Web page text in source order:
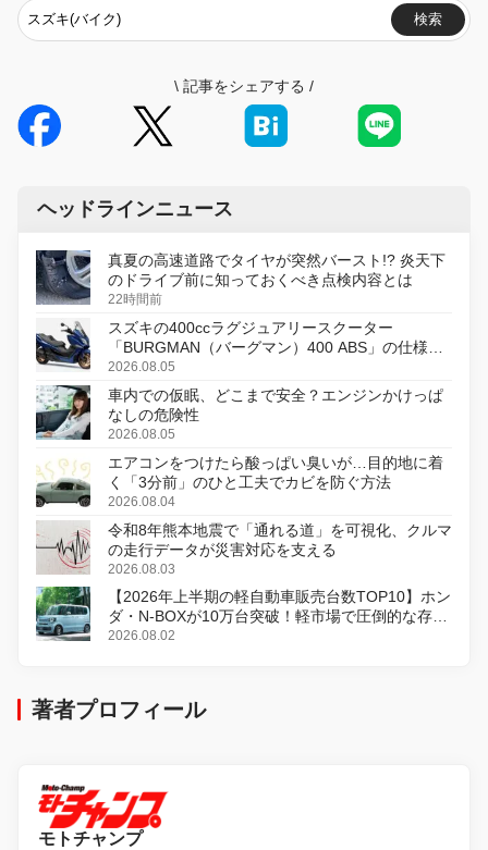
検索
\ 記事をシェアする /
ヘッドラインニュース
真夏の高速道路でタイヤが突然バースト!? 炎天下
のドライブ前に知っておくべき点検内容とは
22時間前
スズキの400ccラグジュアリースクーター
「BURGMAN（バーグマン）400 ABS」の仕様を
変更し、8月18日に発売
2026.08.05
車内での仮眠、どこまで安全？エンジンかけっぱ
なしの危険性
2026.08.05
エアコンをつけたら酸っぱい臭いが…目的地に着
く「3分前」のひと工夫でカビを防ぐ方法
2026.08.04
令和8年熊本地震で「通れる道」を可視化、クルマ
の走行データが災害対応を支える
2026.08.03
【2026年上半期の軽自動車販売台数TOP10】ホン
ダ・N-BOXが10万台突破！軽市場で圧倒的な存在
感
2026.08.02
著者プロフィール
モトチャンプ